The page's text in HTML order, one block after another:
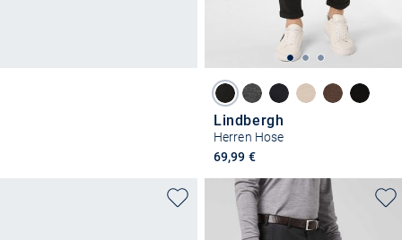
Lindbergh
Herren Hose
69,99 €